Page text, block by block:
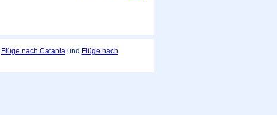
Flüge nach Cataniaund Flüge nach